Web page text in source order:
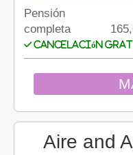
Pensión
completa
Cancelación
Aire and